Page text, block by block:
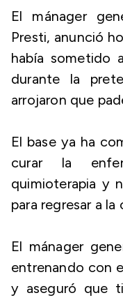
El mánager
Presti, anunció
había sometido
durante la
arrojaron que
El base ya ha
curar la
quimioterapia y
para regresar a
El mánager
entrenando con
y aseguró que